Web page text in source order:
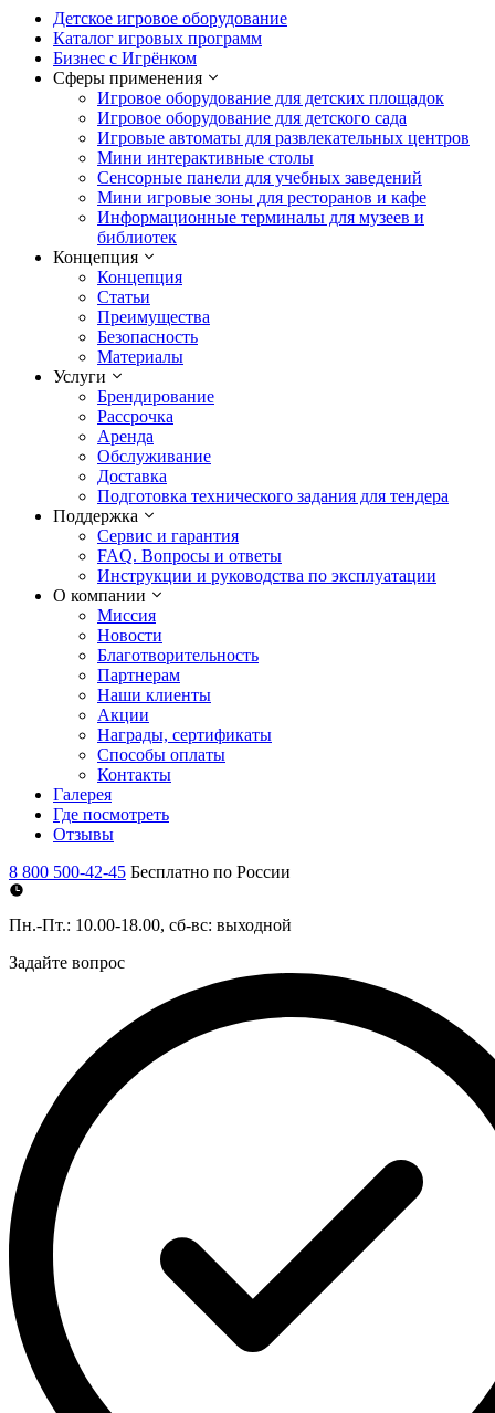
Детское игровое оборудование
Каталог игровых программ
Бизнес с Игрёнком
Сферы применения
Игровое оборудование для детских площадок
Игровое оборудование для детского сада
Игровые автоматы для развлекательных центров
Мини интерактивные столы
Сенсорные панели для учебных заведений
Мини игровые зоны для ресторанов и кафе
Информационные терминалы для музеев и
библиотек
Концепция
Концепция
Статьи
Преимущества
Безопасность
Материалы
Услуги
Брендирование
Рассрочка
Аренда
Обслуживание
Доставка
Подготовка технического задания для тендера
Поддержка
Сервис и гарантия
FAQ. Вопросы и ответы
Инструкции и руководства по эксплуатации
О компании
Миссия
Новости
Благотворительность
Партнерам
Наши клиенты
Акции
Награды, сертификаты
Способы оплаты
Контакты
Галерея
Где посмотреть
Отзывы
8 800 500-42-45 Бесплатно по России
Пн.-Пт.: 10.00-18.00, сб-вс: выходной
Задайте вопрос